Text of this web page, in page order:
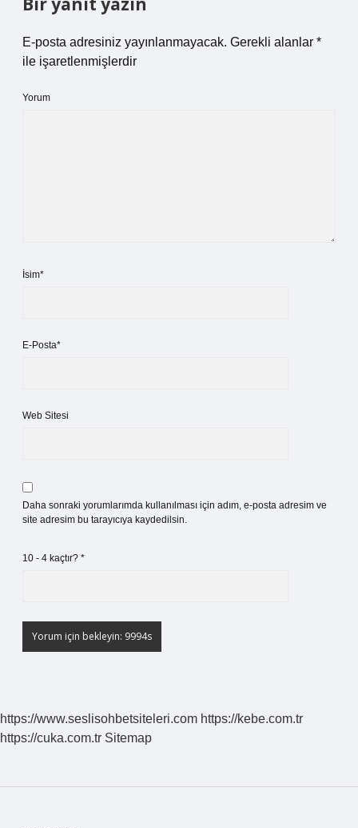
E-posta adresiniz yayınlanmayacak. Gerekli alanlar *
ile işaretlenmişlerdir
Yorum
İsim*
E-Posta*
Web Sitesi
Daha sonraki yorumlarımda kullanılması için adım, e-posta adresim ve
site adresim bu tarayıcıya kaydedilsin.
10 - 4 kaçtır? *
https://www.seslisohbetsiteleri.com https://kebe.com.tr
https://cuka.com.tr Sitemap